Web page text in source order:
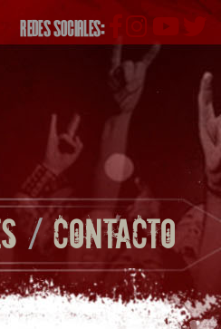
REDES SOCIALES:
/CONTACTO